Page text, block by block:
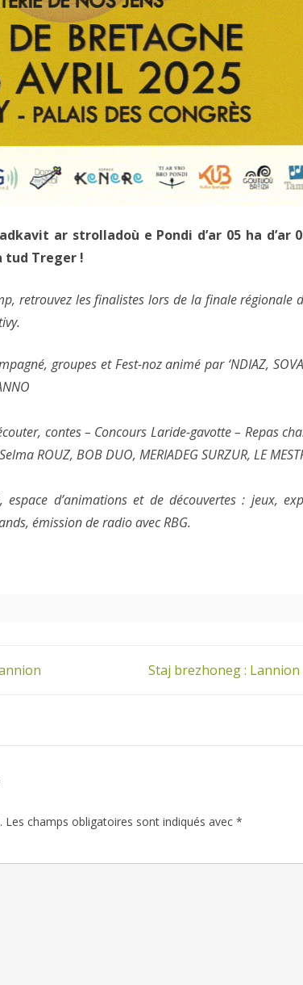
ar strolladoù e Pondi d’ar 05 ha d’ar
tud Treger !
retrouvez les finalistes lors de la finale régionale
groupes et Fest-noz animé par ‘NDIAZ, SOVA,
contes – Concours Laride-gavotte – Repas
ROUZ, BOB DUO, MERIADEG SURZUR, LE
d’animations et de découvertes : jeux,
émission de radio avec RBG.
Staj brezhoneg : Lannion
Les champs obligatoires sont indiqués avec *